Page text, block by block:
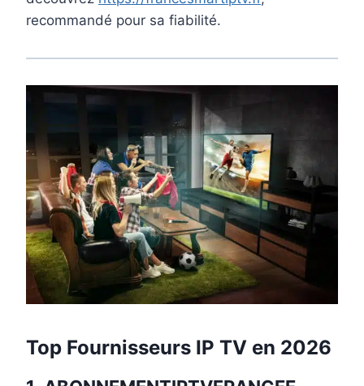
recommandé pour sa fiabilité.
Top Fournisseurs IP TV en 2026